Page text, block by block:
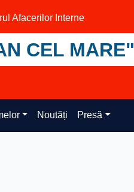
Afacerilor Interne
CEL MARE"
Noutăți Presă